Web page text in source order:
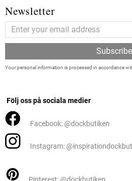
Newsletter
Subscribe
Your personal information is processed in accordance
Följ oss på sociala medier
Facebook: @dockbutiken
Instagram: